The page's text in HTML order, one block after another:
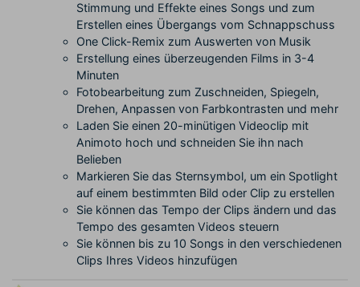
Stimmung und Effekte eines Songs und zum
Erstellen eines Übergangs vom Schnappschuss
One Click-Remix zum Auswerten von Musik
Erstellung eines überzeugenden Films in 3-4
Minuten
Fotobearbeitung zum Zuschneiden, Spiegeln,
Drehen, Anpassen von Farbkontrasten und mehr
Laden Sie einen 20-minütigen Videoclip mit
Animoto hoch und schneiden Sie ihn nach
Belieben
Markieren Sie das Sternsymbol, um ein Spotlight
auf einem bestimmten Bild oder Clip zu erstellen
Sie können das Tempo der Clips ändern und das
Tempo des gesamten Videos steuern
Sie können bis zu 10 Songs in den verschiedenen
Clips Ihres Videos hinzufügen